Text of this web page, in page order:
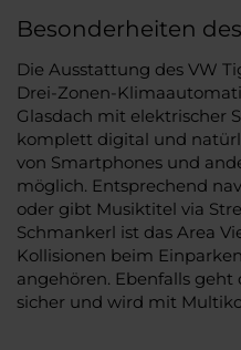
Besonderheiten
Die Ausstattung des VW
Drei-Zonen-
Glasdach mit elektrischer
komplett digital und
von Smartphones und
möglich. Entsprechend
oder gibt Musiktitel via
Schmankerl ist das Area
Kollisionen beim
angehören. Ebenfalls
sicher und wird mit